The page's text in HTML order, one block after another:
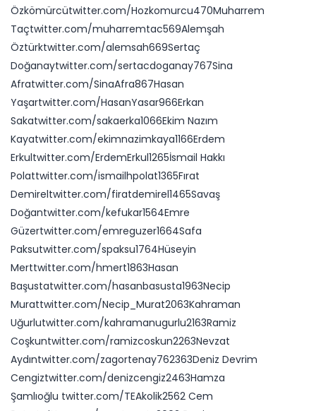
Özkömürcütwitter.com/Hozkomurcu470Muharrem
Taçtwitter.com/muharremtac569Alemşah
Öztürktwitter.com/alemsah669Sertaç
Doğanaytwitter.com/sertacdoganay767Sina
Afratwitter.com/SinaAfra867Hasan
Yaşartwitter.com/HasanYasar966Erkan
Sakatwitter.com/sakaerka1066Ekim Nazım
Kayatwitter.com/ekimnazimkaya1166Erdem
Erkultwitter.com/ErdemErkul1265İsmail Hakkı
Polattwitter.com/ismailhpolat1365Fırat
Demireltwitter.com/firatdemirel1465Savaş
Doğantwitter.com/kefukar1564Emre
Güzertwitter.com/emreguzer1664Safa
Paksutwitter.com/spaksu1764Hüseyin
Merttwitter.com/hmert1863Hasan
Başustatwitter.com/hasanbasusta1963Necip
Murattwitter.com/Necip_Murat2063Kahraman
Uğurlutwitter.com/kahramanugurlu2163Ramiz
Coşkuntwitter.com/ramizcoskun2263Nevzat
Aydıntwitter.com/zagortenay762363Deniz Devrim
Cengiztwitter.com/denizcengiz2463Hamza
Şamlıoğlu twitter.com/TEAkolik2562 Cem